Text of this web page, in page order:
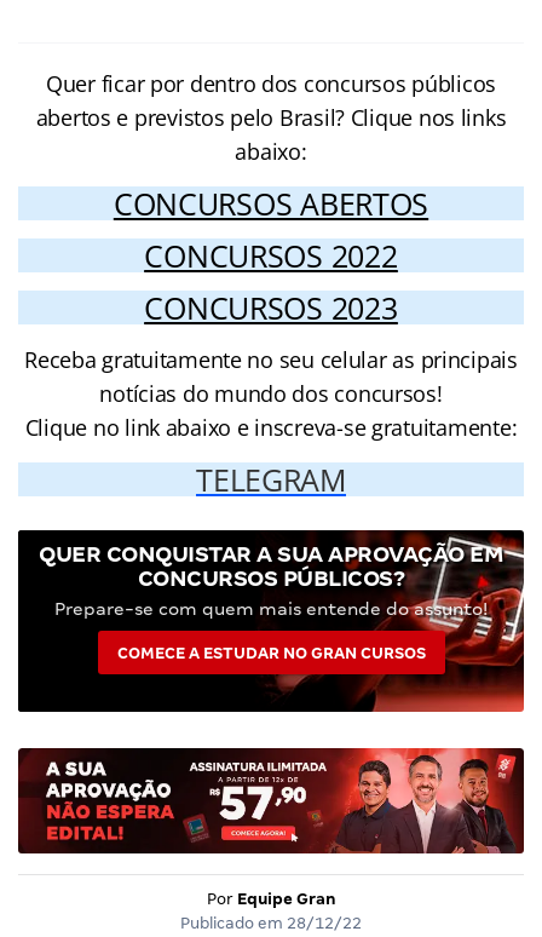
Quer ficar por dentro dos concursos públicos
abertos e previstos pelo Brasil? Clique nos links
abaixo:
CONCURSOS ABERTOS
CONCURSOS 2022
CONCURSOS 2023
Receba gratuitamente no seu celular as principais
notícias do mundo dos concursos!
Clique no link abaixo e inscreva-se gratuitamente:
TELEGRAM
QUER CONQUISTAR A SUA APROVAÇÃO EM
CONCURSOS PÚBLICOS?
Prepare-se com quem mais entende do assunto!
COMECE A ESTUDAR NO GRAN CURSOS
Por Equipe Gran
Publicado em 28/12/22